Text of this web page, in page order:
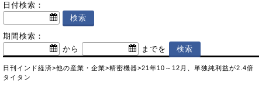
日付検索：
期間検索：
から
までを
日刊インド経済>他の産業・企業>精密機器>21年10～12月、単独純利益が2.4倍
タイタン